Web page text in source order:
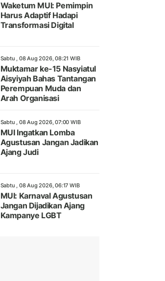
Waketum MUI: Pemimpin
Harus Adaptif Hadapi
Transformasi Digital
Sabtu , 08 Aug 2026, 08:21 WIB
Muktamar ke-15 Nasyiatul
Aisyiyah Bahas Tantangan
Perempuan Muda dan
Arah Organisasi
Sabtu , 08 Aug 2026, 07:00 WIB
MUI Ingatkan Lomba
Agustusan Jangan Jadikan
Ajang Judi
Sabtu , 08 Aug 2026, 06:17 WIB
MUI: Karnaval Agustusan
Jangan Dijadikan Ajang
Kampanye LGBT